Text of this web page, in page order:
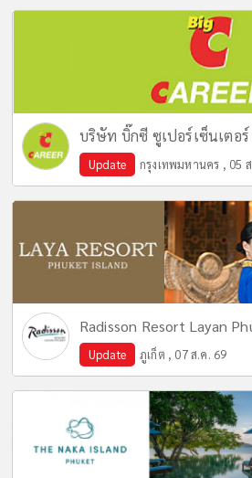
บริษัท บิ๊กซี ซูเปอร์เซ็นเตอ
Update กรุงเทพมหานคร , 05
Radisson Resort Layan
Update ภูเก็ต , 07 ส.ค. 69